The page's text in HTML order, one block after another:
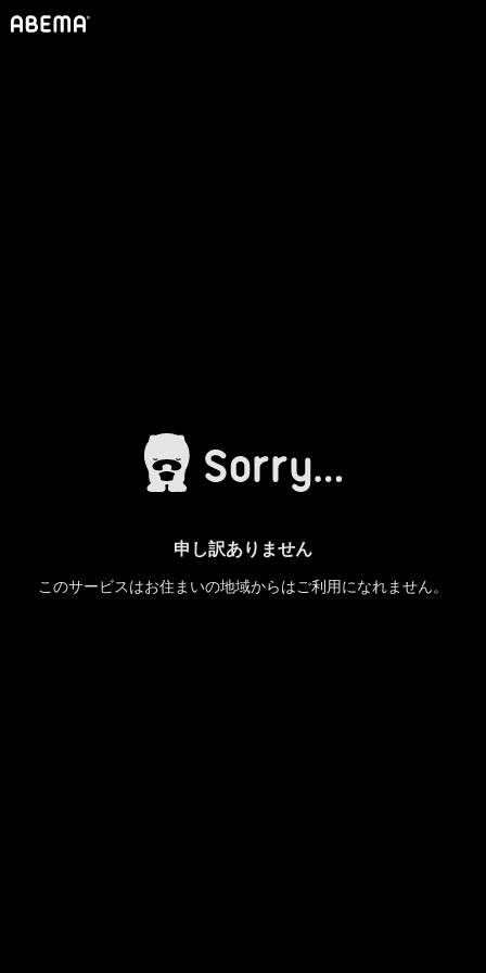
申し訳ありません
このサービスはお住まいの地域からはご利用になれません。